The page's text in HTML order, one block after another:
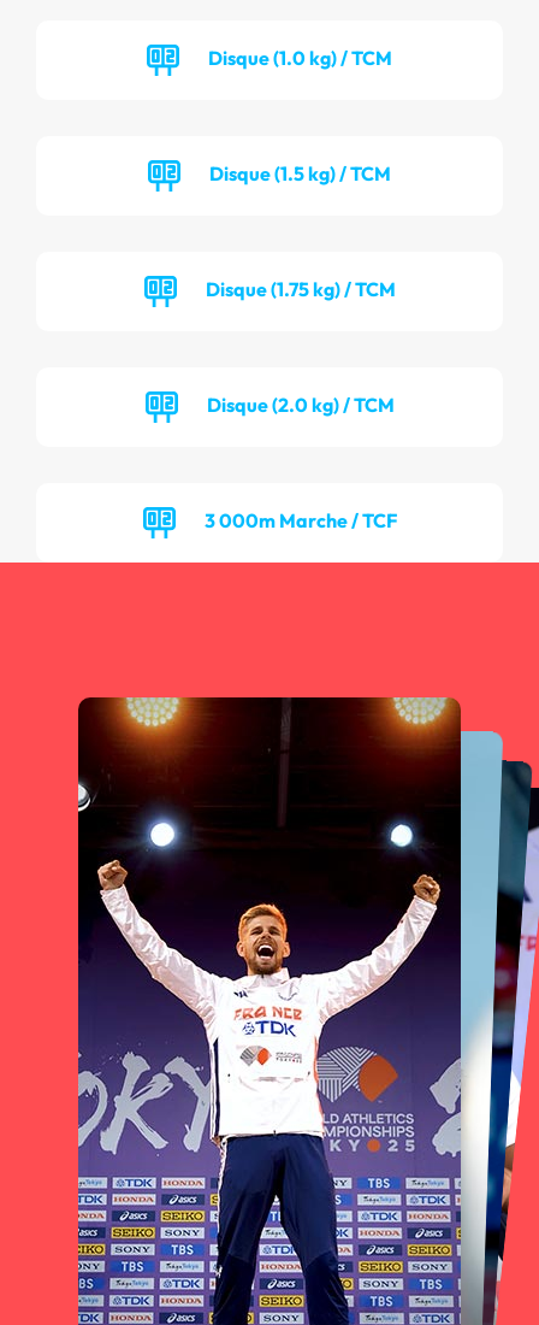
Disque (1.0 kg) / TCM
Disque (1.5 kg) / TCM
Disque (1.75 kg) / TCM
Disque (2.0 kg) / TCM
3 000m Marche / TCF